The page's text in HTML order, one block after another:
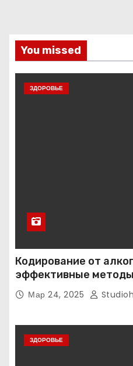
You missed
ЗДОРОВЬЕ
Кодирование от
эффективные
Мар 24, 2025
ЗДОРОВЬЕ